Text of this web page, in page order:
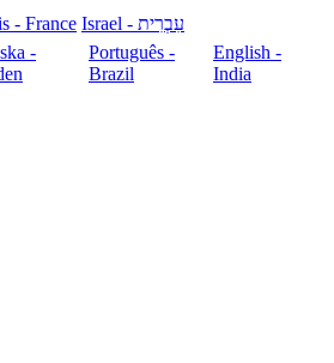
- France
עִבְרִית - Israel
-
Português -
Brazil
English -
India